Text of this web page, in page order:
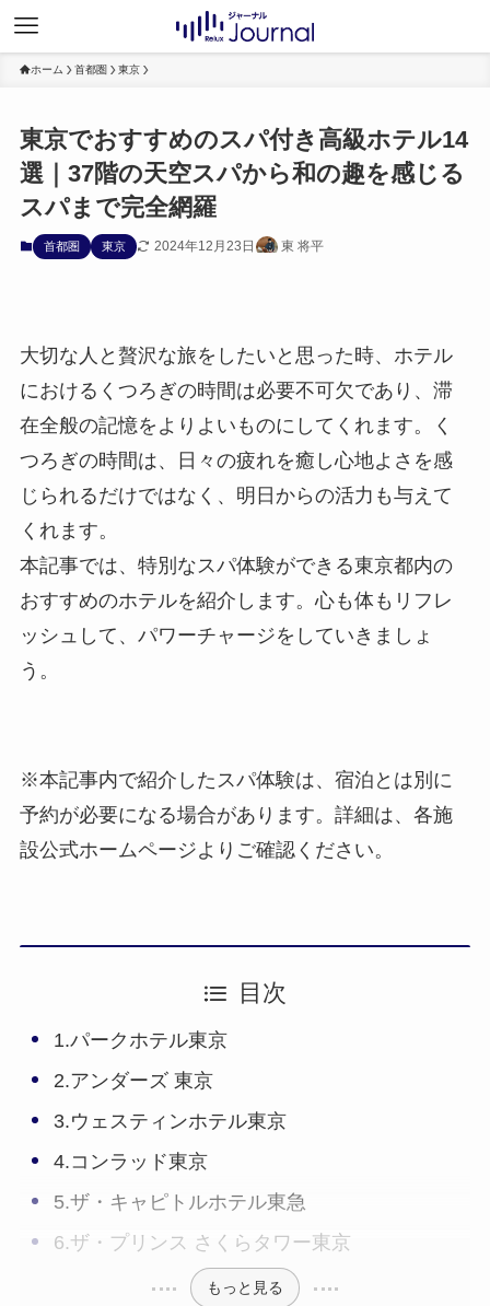
ホーム 首都圏 東京
東京でおすすめのスパ付き高級ホテル14
選｜37階の天空スパから和の趣を感じる
スパまで完全網羅
首都圏 東京 2024年12月23日 東 将平
大切な人と贅沢な旅をしたいと思った時、ホテル
におけるくつろぎの時間は必要不可欠であり、滞
在全般の記憶をよりよいものにしてくれます。く
つろぎの時間は、日々の疲れを癒し心地よさを感
じられるだけではなく、明日からの活力も与えて
くれます。
本記事では、特別なスパ体験ができる東京都内の
おすすめのホテルを紹介します。心も体もリフレ
ッシュして、パワーチャージをしていきましょ
う。
※本記事内で紹介したスパ体験は、宿泊とは別に
予約が必要になる場合があります。詳細は、各施
設公式ホームページよりご確認ください。
目次
1.パークホテル東京
2.アンダーズ 東京
3.ウェスティンホテル東京
4.コンラッド東京
5.ザ・キャピトルホテル東急
6.ザ・プリンス さくらタワー東京
もっと見る